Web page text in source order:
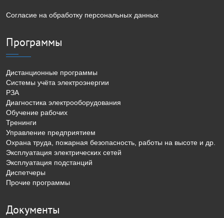
Согласие на обработку персональных данных
Программы
Дистанционные программы
Системы учёта электроэнергии
РЗА
Диагностика электрооборудования
Обучение рабочих
Тренинги
Управление предприятием
Охрана труда, пожарная безопасность, работы на высоте и др.
Эксплуатация электрических сетей
Эксплуатация подстанций
Диспетчеры
Прочие программы
Документы